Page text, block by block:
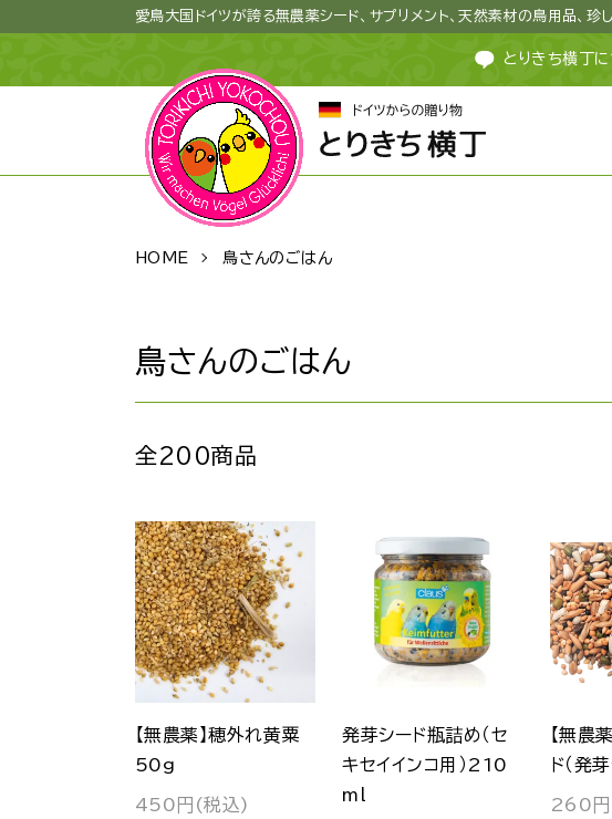
愛鳥大国ドイツが誇る無農薬シード、サプリメント、天然素材の鳥用品、
とりきち横丁
HOME 鳥さんのごはん
鳥さんのごはん
全200商品
【無農薬】穂外れ黄粟
50g
450円(税込)
発芽シード瓶詰め（セ
キセイインコ用）210
ml
【無農
ド（発
260円